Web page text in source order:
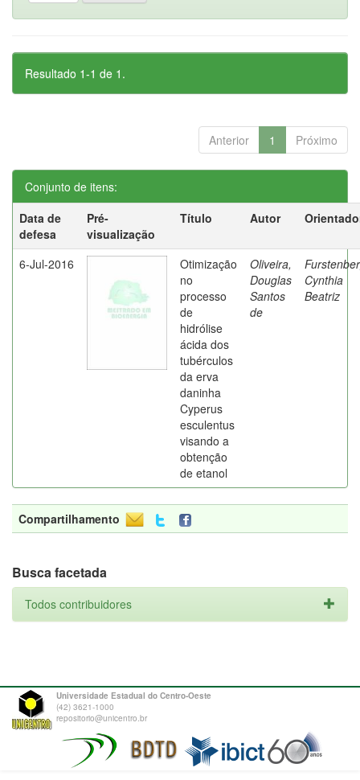
Resultado 1-1 de 1.
Anterior 1 Próximo
Conjunto de itens:
Data de
defesa
Pré-
visualização
Título Autor
6-Jul-2016
Otimização
no
processo
de
hidrólise
ácida dos
tubérculos
da erva
daninha
Cyperus
esculentus
visando a
obtenção
de etanol
Oliveira,
Douglas
Santos
de
Cynthia
Beatriz
Compartilhamento
Busca facetada
Todos contribuidores
Universidade Estadual do Centro-Oeste
(42) 3621-1000
repositorio@unicentro.br